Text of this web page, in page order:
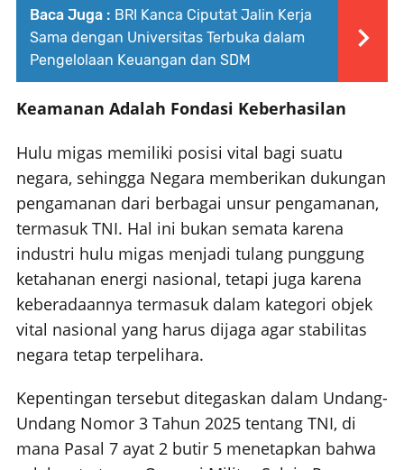
Baca Juga : BRI Kanca Ciputat Jalin Kerja
Sama dengan Universitas Terbuka dalam
Pengelolaan Keuangan dan SDM
Keamanan Adalah Fondasi Keberhasilan
Hulu migas memiliki posisi vital bagi suatu
negara, sehingga Negara memberikan dukungan
pengamanan dari berbagai unsur pengamanan,
termasuk TNI. Hal ini bukan semata karena
industri hulu migas menjadi tulang punggung
ketahanan energi nasional, tetapi juga karena
keberadaannya termasuk dalam kategori objek
vital nasional yang harus dijaga agar stabilitas
negara tetap terpelihara.
Kepentingan tersebut ditegaskan dalam Undang-
Undang Nomor 3 Tahun 2025 tentang TNI, di
mana Pasal 7 ayat 2 butir 5 menetapkan bahwa